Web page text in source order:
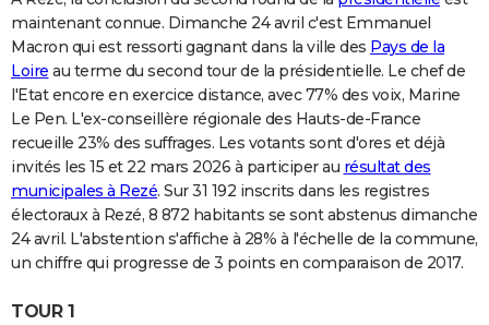
maintenant connue. Dimanche 24 avril c'est Emmanuel
Macron qui est ressorti gagnant dans la ville des Pays de la
Loire au terme du second tour de la présidentielle. Le chef de
l'Etat encore en exercice distance, avec 77% des voix, Marine
Le Pen. L'ex-conseillère régionale des Hauts-de-France
recueille 23% des suffrages. Les votants sont d'ores et déjà
invités les 15 et 22 mars 2026 à participer au résultat des
municipales à Rezé. Sur 31 192 inscrits dans les registres
électoraux à Rezé, 8 872 habitants se sont abstenus dimanche
24 avril. L'abstention s'affiche à 28% à l'échelle de la commune,
un chiffre qui progresse de 3 points en comparaison de 2017.
TOUR 1